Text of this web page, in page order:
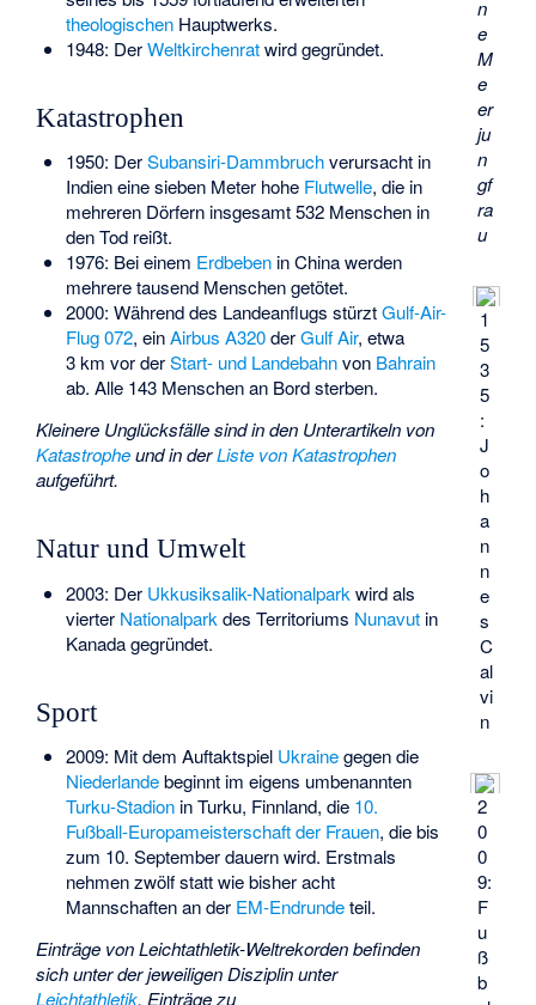
n
e
M
e
er
ju
n
gf
ra
u
1
5
3
5
:
J
o
h
a
n
n
e
s
C
al
vi
n
theologischenHauptwerks.
1948: DerWeltkirchenratwird gegründet.
Katastrophen
1950: DerSubansiri-Dammbruchverursacht in
Indien eine sieben Meter hohe Flutwelle, die in
mehreren Dörfern insgesamt 532 Menschen in
den Tod reißt.
1976: Bei einem Erdbebenin China werden
mehrere tausend Menschen getötet.
2000: Während des Landeanflugs stürztGulf-Air-
Flug 072, einAirbus A320derGulf Air, etwa
3 km vor derStart- und Landebahnvon Bahrain
ab. Alle 143 Menschen an Bord sterben.
Kleinere Unglücksfälle sind in den Unterartikeln von
Katastropheund in derListe von Katastrophen
aufgeführt.
Natur und Umwelt
2003: Der Ukkusiksalik-Nationalpark wird als
vierter Nationalpark des Territoriums Nunavutin
Kanada gegründet.
Sport
2
0
0
9:
F
u
ß
b
2009: Mit dem Auftaktspiel Ukrainegegen die
Niederlandebeginnt im eigens umbenannten
Turku-Stadionin Turku, Finnland, die 10.
Fußball-Europameisterschaft der Frauen, die bis
zum 10. September dauern wird. Erstmals
nehmen zwölf statt wie bisher acht
Mannschaften an der EM-Endrundeteil.
Einträge von Leichtathletik-Weltrekorden befinden
sich unter der jeweiligen Disziplin unter
Leichtathletik. Einträge zu